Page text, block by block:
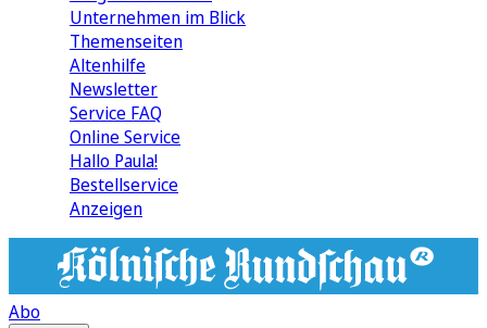
Unternehmen im Blick
Themenseiten
Altenhilfe
Newsletter
Service FAQ
Online Service
Hallo Paula!
Bestellservice
Anzeigen
Abo